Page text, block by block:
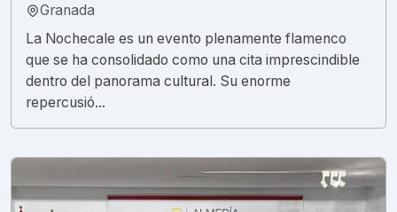
Granada
La Nochecale es un evento plenamente flamenco
que se ha consolidado como una cita imprescindible
dentro del panorama cultural. Su enorme
repercusió...